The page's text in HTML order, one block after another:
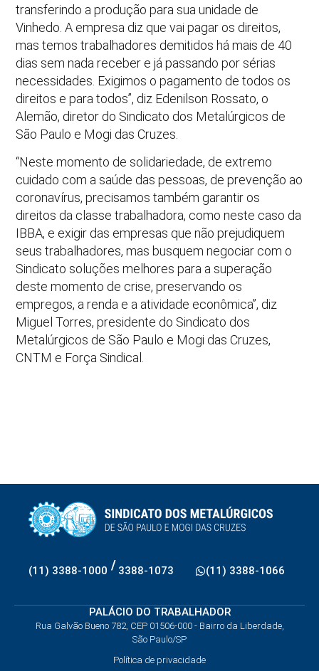
transferindo a produção para sua unidade de
Vinhedo. A empresa diz que vai pagar os direitos,
mas temos trabalhadores demitidos há mais de 40
dias sem nada receber e já passando por sérias
necessidades. Exigimos o pagamento de todos os
direitos e para todos”, diz Edenilson Rossato, o
Alemão, diretor do Sindicato dos Metalúrgicos de
São Paulo e Mogi das Cruzes.
“Neste momento de solidariedade, de extremo
cuidado com a saúde das pessoas, de prevenção ao
coronavírus, precisamos também garantir os
direitos da classe trabalhadora, como neste caso da
IBBA, e exigir das empresas que não prejudiquem
seus trabalhadores, mas busquem negociar com o
Sindicato soluções melhores para a superação
deste momento de crise, preservando os
empregos, a renda e a atividade econômica”, diz
Miguel Torres, presidente do Sindicato dos
Metalúrgicos de São Paulo e Mogi das Cruzes,
CNTM e Força Sindical.
(11) 3388-1000 / 3388-1073 (11) 3388-1066
PALÁCIO DO TRABALHADOR
Rua Galvão Bueno 782, CEP 01506-000 - Bairro da Liberdade,
São Paulo/SP
Política de privacidade